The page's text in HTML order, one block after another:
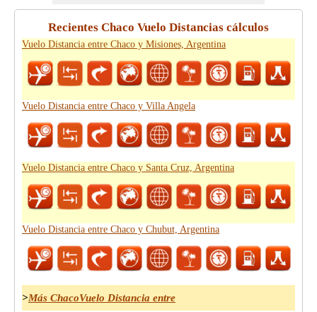
Recientes Chaco Vuelo Distancias cálculos
Vuelo Distancia entre Chaco y Misiones, Argentina
Vuelo Distancia entre Chaco y Villa Angela
Vuelo Distancia entre Chaco y Santa Cruz, Argentina
Vuelo Distancia entre Chaco y Chubut, Argentina
>Más ChacoVuelo Distancia entre